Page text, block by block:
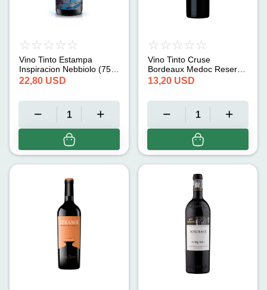
Vino Tinto Estampa
Inspiracion Nebbiolo (750
ml)
22,80 USD
Vino Tinto Cruse
Bordeaux Medoc Reserve
(750 ml)
13,20 USD